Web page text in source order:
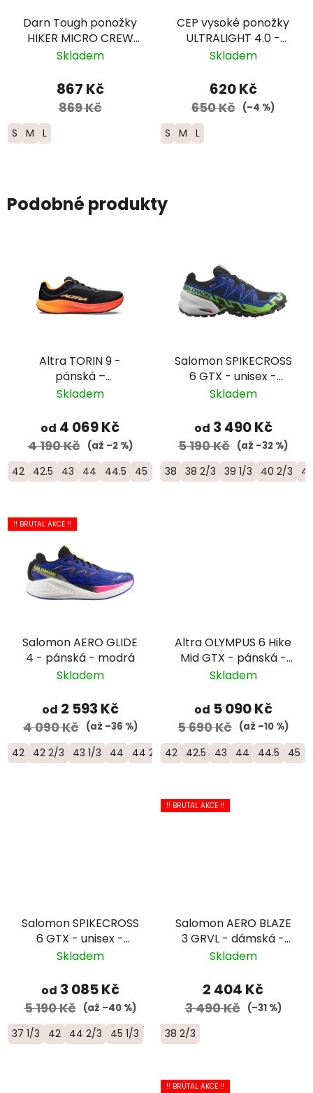
Darn Tough ponožky
HIKER MICRO CREW
Midweight Merino -
modré
Skladem
867 Kč
869 Kč
S M L
CEP vysoké ponožky
ULTRALIGHT 4.0 -
dámské –
Skladem
620 Kč
650 Kč (–4 %)
S M L
Podobné produkty
Altra TORIN 9 -
pánská –
černá/oranžová/žlutá
Skladem
od 4 069 Kč
4 190 Kč (až –2 %)
42 42.5 43 44 44.5 45 46 46.5 47
Salomon SPIKECROSS
6 GTX - unisex -
černá/modrá
Skladem
od 3 490 Kč
5 190 Kč (až –32 %)
38 38 2/3 39 1/3 40 2/3 42
!! BRUTAL AKCE !!
Salomon AERO GLIDE
4 - pánská - modrá
Skladem
od 2 593 Kč
4 090 Kč (až –36 %)
42 42 2/3 43 1/3 44 44 2/3 45 1/3 46 46 2/3
Altra OLYMPUS 6 Hike
Mid GTX - pánská -
zelená
Skladem
od 5 090 Kč
5 690 Kč (až –10 %)
42 42.5 43 44 44.5 45
Salomon SPIKECROSS
6 GTX - unisex -
černá/červená/bílá
Skladem
od 3 085 Kč
5 190 Kč (až –40 %)
37 1/3 42 44 2/3 45 1/3
!! BRUTAL AKCE !!
Salomon AERO BLAZE
3 GRVL - dámská -
krémová/bílá
Skladem
2 404 Kč
3 490 Kč (–31 %)
38 2/3
!! BRUTAL AKCE !!